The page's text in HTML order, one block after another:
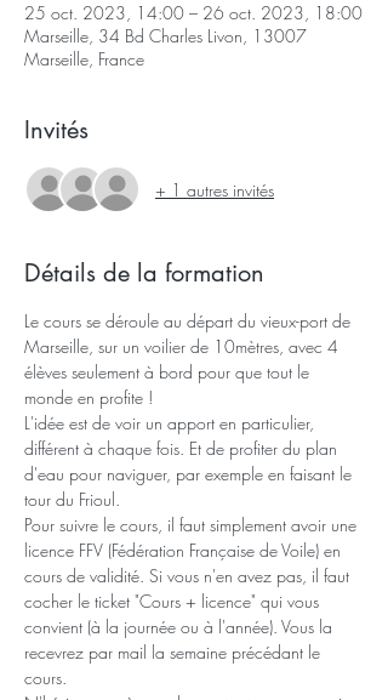
25 oct. 2023, 14:00 – 26 oct. 2023, 18:00
Marseille, 34 Bd Charles Livon, 13007
Marseille, France
Invités
+ 1 autres invités
Détails de la formation
Le cours se déroule au départ du vieux-port de
Marseille, sur un voilier de 10mètres, avec 4
élèves seulement à bord pour que tout le
monde en profite !
L'idée est de voir un apport en particulier,
différent à chaque fois. Et de profiter du plan
d'eau pour naviguer, par exemple en faisant le
tour du Frioul.
Pour suivre le cours, il faut simplement avoir une
licence FFV (Fédération Française de Voile) en
cours de validité. Si vous n'en avez pas, il faut
cocher le ticket "Cours + licence" qui vous
convient (à la journée ou à l'année). Vous la
recevrez par mail la semaine précédant le
cours.